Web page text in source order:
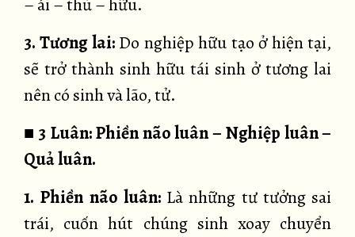
– ái – thủ – hữu.
3. Tương lai:Do nghiệp hữu tạo ở hiện tại,
sẽ trở thành sinh hữu tái sinh ở tương lai
nên có sinh và lão, tử.
■ 3 Luân: Phiền não luân – Nghiệp luân –
Quả luân.
1. Phiền não luân:Là những tư tưởng sai
trái, cuốn hút chúng sinh xoay chuyển